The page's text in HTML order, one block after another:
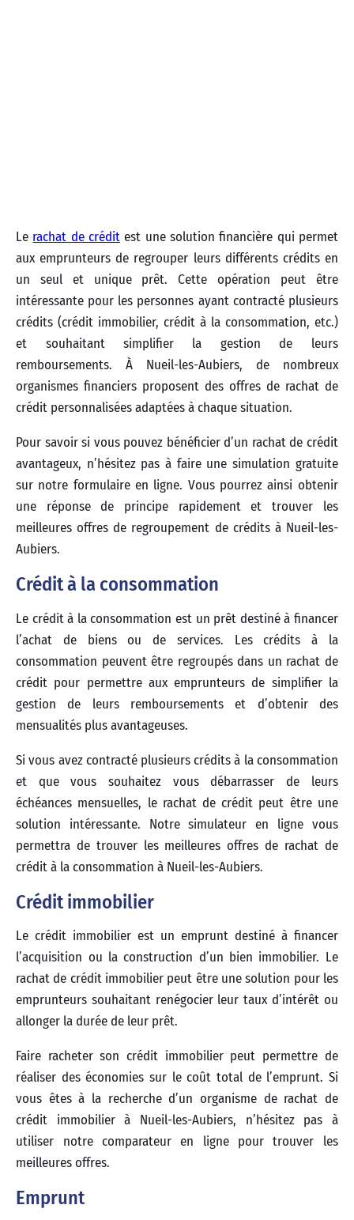
Le rachat de crédit est une solution financière qui permet
aux emprunteurs de regrouper leurs différents crédits en
un seul et unique prêt. Cette opération peut être
intéressante pour les personnes ayant contracté plusieurs
crédits (crédit immobilier, crédit à la consommation, etc.)
et souhaitant simplifier la gestion de leurs
remboursements. À Nueil-les-Aubiers, de nombreux
organismes financiers proposent des offres de rachat de
crédit personnalisées adaptées à chaque situation.
Pour savoir si vous pouvez bénéficier d’un rachat de crédit
avantageux, n’hésitez pas à faire une simulation gratuite
sur notre formulaire en ligne. Vous pourrez ainsi obtenir
une réponse de principe rapidement et trouver les
meilleures offres de regroupement de crédits à Nueil-les-
Aubiers.
Crédit à la consommation
Le crédit à la consommation est un prêt destiné à financer
l’achat de biens ou de services. Les crédits à la
consommation peuvent être regroupés dans un rachat de
crédit pour permettre aux emprunteurs de simplifier la
gestion de leurs remboursements et d’obtenir des
mensualités plus avantageuses.
Si vous avez contracté plusieurs crédits à la consommation
et que vous souhaitez vous débarrasser de leurs
échéances mensuelles, le rachat de crédit peut être une
solution intéressante. Notre simulateur en ligne vous
permettra de trouver les meilleures offres de rachat de
crédit à la consommation à Nueil-les-Aubiers.
Crédit immobilier
Le crédit immobilier est un emprunt destiné à financer
l’acquisition ou la construction d’un bien immobilier. Le
rachat de crédit immobilier peut être une solution pour les
emprunteurs souhaitant renégocier leur taux d’intérêt ou
allonger la durée de leur prêt.
Faire racheter son crédit immobilier peut permettre de
réaliser des économies sur le coût total de l’emprunt. Si
vous êtes à la recherche d’un organisme de rachat de
crédit immobilier à Nueil-les-Aubiers, n’hésitez pas à
utiliser notre comparateur en ligne pour trouver les
meilleures offres.
Emprunt